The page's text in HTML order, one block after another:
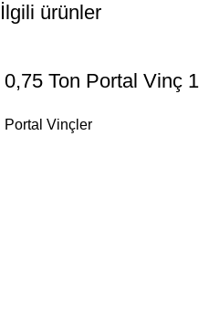
İlgili ürünler
0,75 Ton Portal Vinç 1
Portal Vinçler